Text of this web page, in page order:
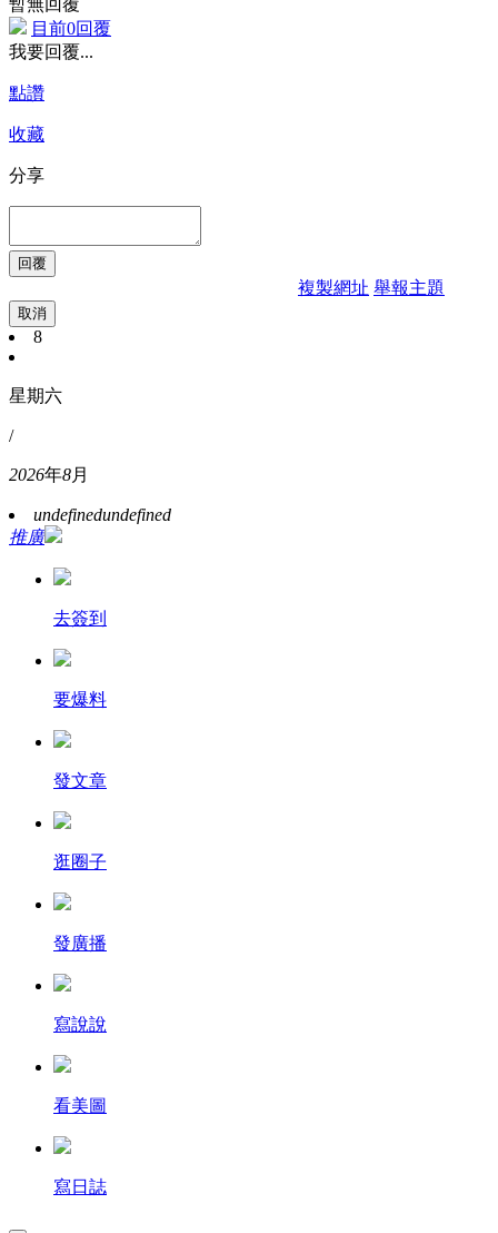
目前0回覆
我要回覆...
點讚
收藏
分享
複製網址 舉報主題
取消
8
星期六
/
2026年8月
undefinedundefined
推廣
去簽到
要爆料
發文章
逛圈子
發廣播
寫說說
看美圖
寫日誌